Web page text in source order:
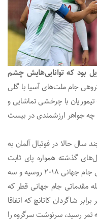
پس از جام جهانی 2014 برزیل بود که توانایی‌هایش چشم
جام ملت‌های آسیا با گلی
با چرخشی تماشایی و
چه جواهر ارزشمندی در بیست
حالا در فوتبال آلمان به
گذشته همواره پای ثابت
موفقیت‌های تیم ملی بوده است؛ از مقدماتی جام جهانی 2018 روسیه و سه
مقدماتی جام جهانی قطر که
شاگردان کاتانچ که اتفاقا
ثمر رسید، سرنوشت سرگروه را